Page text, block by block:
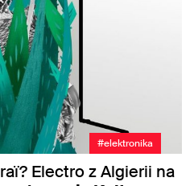
#elektronika
Electro z Algierii na